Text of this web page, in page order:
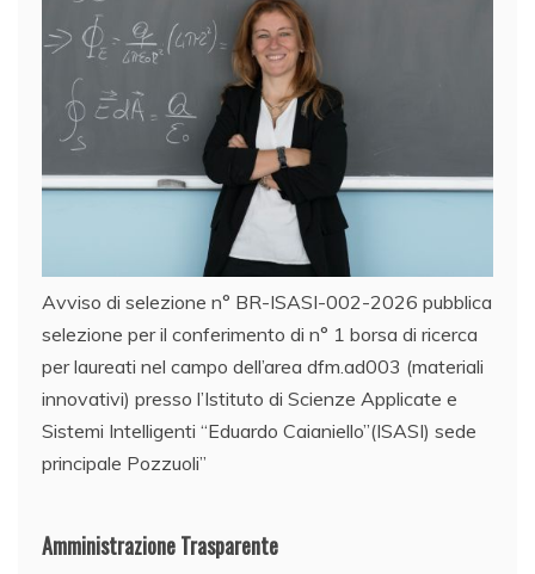
Avviso di selezione n° BR-ISASI-002-2026 pubblica
selezione per il conferimento di n° 1 borsa di ricerca
per laureati nel campo dell’area dfm.ad003 (materiali
innovativi) presso l’Istituto di Scienze Applicate e
Sistemi Intelligenti “Eduardo Caianiello”(ISASI) sede
principale Pozzuoli”
Amministrazione Trasparente